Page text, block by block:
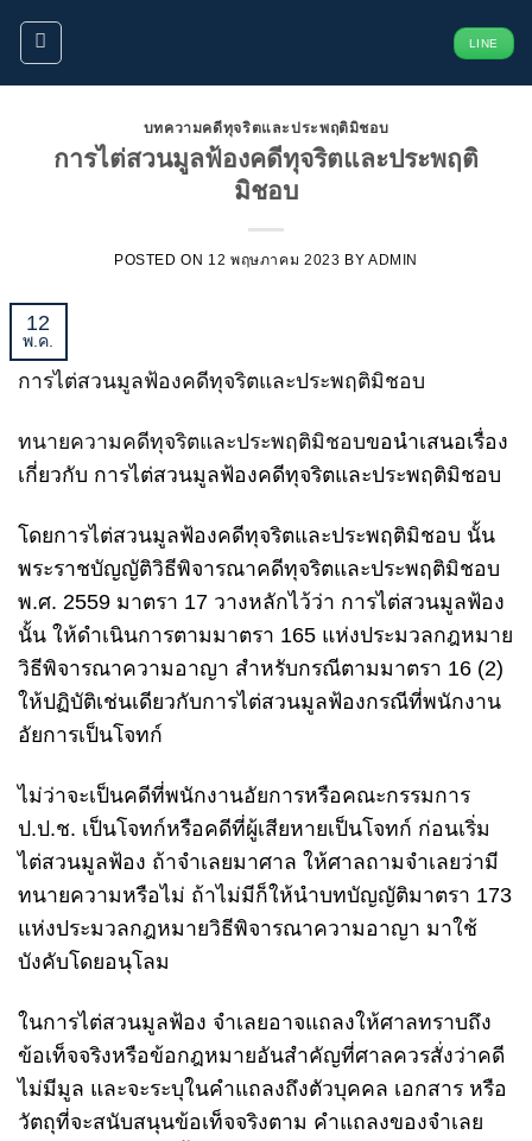
ข้าม
ยัง
LINE
บทความคดีทุจริตและประพฤติมิชอบ
การไต่สวนมูลฟ้องคดีทุจริตและประพฤติ
มิชอบ
POSTED ON 12 พฤษภาคม 2023 BY ADMIN
12
พ.ค.
การไต่สวนมูลฟ้องคดีทุจริตและประพฤติมิชอบ
ทนายความคดีทุจริตและประพฤติมิชอบขอนำเสนอเรื่อง
เกี่ยวกับ การไต่สวนมูลฟ้องคดีทุจริตและประพฤติมิชอบ
โดยการไต่สวนมูลฟ้องคดีทุจริตและประพฤติมิชอบ นั้น
พระราชบัญญัติวิธีพิจารณาคดีทุจริตและประพฤติมิชอบ
พ.ศ. 2559 มาตรา 17 วางหลักไว้ว่า การไต่สวนมูลฟ้อง
นั้น ให้ดำเนินการตามมาตรา 165 แห่งประมวลกฎหมาย
วิธีพิจารณาความอาญา สำหรับกรณีตามมาตรา 16 (2)
ให้ปฏิบัติเช่นเดียวกับการไต่สวนมูลฟ้องกรณีที่พนักงาน
อัยการเป็นโจทก์
ไม่ว่าจะเป็นคดีที่พนักงานอัยการหรือคณะกรรมการ
ป.ป.ช. เป็นโจทก์หรือคดีที่ผู้เสียหายเป็นโจทก์ ก่อนเริ่ม
ไต่สวนมูลฟ้อง ถ้าจำเลยมาศาล ให้ศาลถามจำเลยว่ามี
ทนายความหรือไม่ ถ้าไม่มีก็ให้นำบทบัญญัติมาตรา 173
แห่งประมวลกฎหมายวิธีพิจารณาความอาญา มาใช้
บังคับโดยอนุโลม
ในการไต่สวนมูลฟ้อง จำเลยอาจแถลงให้ศาลทราบถึง
ข้อเท็จจริงหรือข้อกฎหมายอันสำคัญที่ศาลควรสั่งว่าคดี
ไม่มีมูล และจะระบุในคำแถลงถึงตัวบุคคล เอกสาร หรือ
วัตถุที่จะสนับสนุนข้อเท็จจริงตาม คำแถลงของจำเลย